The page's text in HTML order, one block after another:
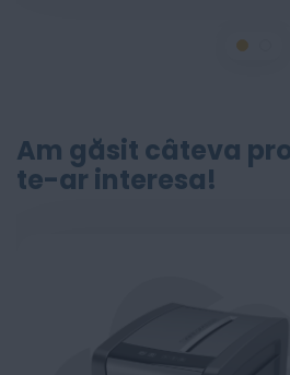
Am găsit câteva
te-ar interesa!